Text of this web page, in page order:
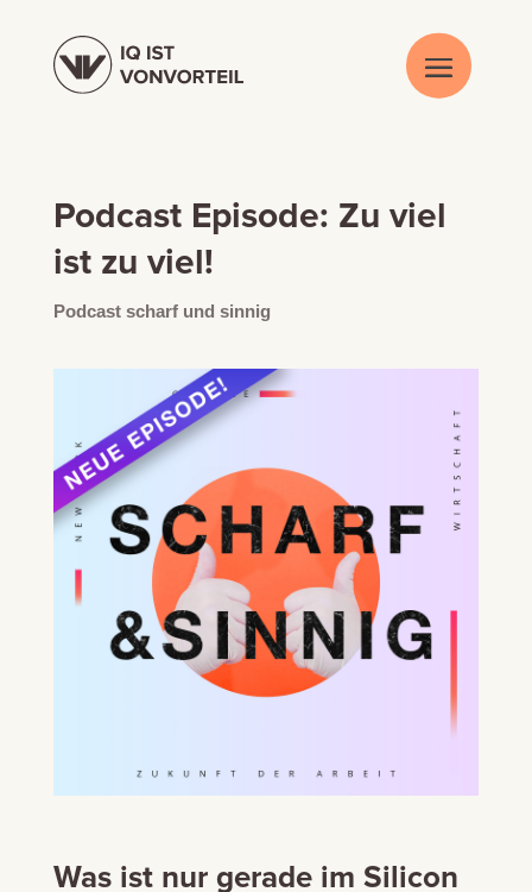
Podcast Episode: Zu viel
ist zu viel!
Podcast scharf und sinnig
Was ist nur gerade im Silicon